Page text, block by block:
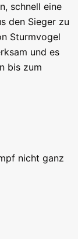
schnell eine
den Sieger zu
Sturmvogel
und es
bis zum
nicht ganz